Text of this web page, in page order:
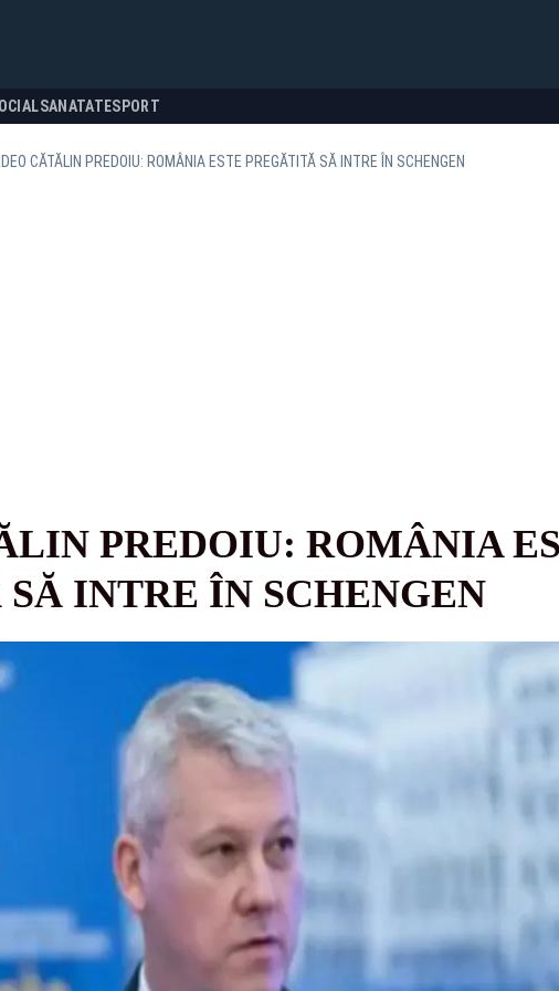
SANATATESPORT
CĂTĂLIN PREDOIU: ROMÂNIA ESTE PREGĂTITĂ SĂ INTRE ÎN SCHENGEN
PREDOIU: ROMÂNIA
INTRE ÎN SCHENGEN